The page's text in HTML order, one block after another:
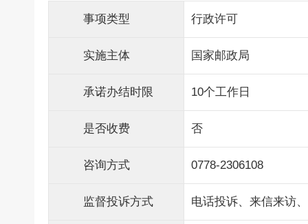
事项类型 行政许可
实施主体 国家邮政局
承诺办结时限 10个工作日
是否收费 否
咨询方式 0778-2306108
监督投诉方式 电话投诉、来信来访